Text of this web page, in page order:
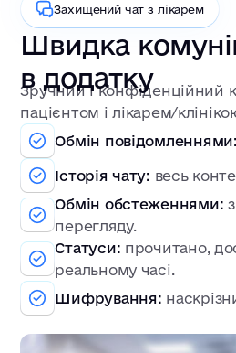
Захищений чат з лікарем
Швидка
в додатку
Зручний і конфіденційний
пацієнтом і лікарем/
Обмін повідомленнями:
Історія чату: весь
Обмін обстеженнями:
перегляду.
Статуси: прочитано,
реальному часі.
Шифрування: